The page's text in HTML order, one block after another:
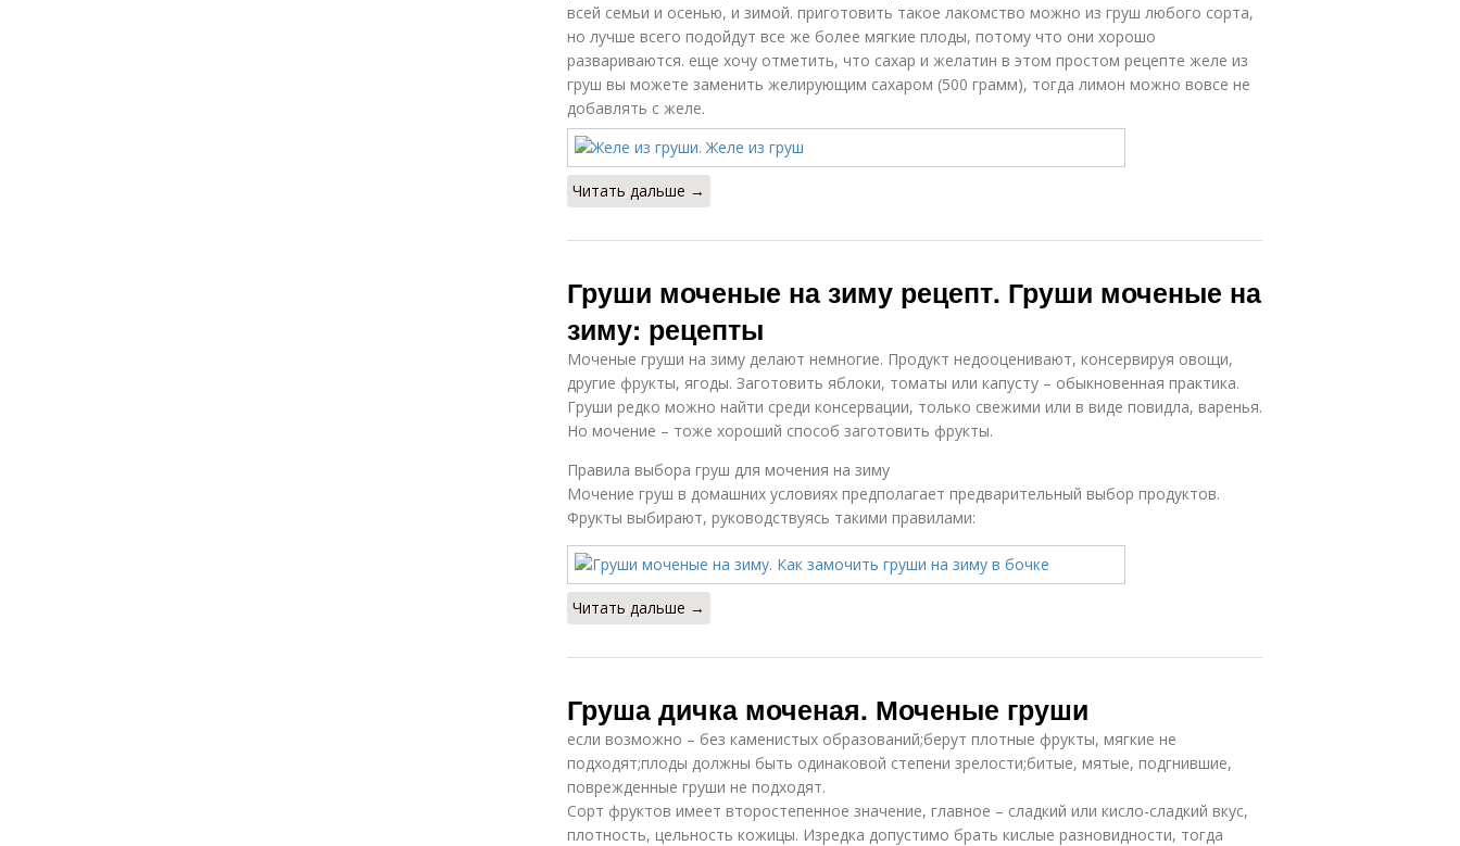
всей семьи и осенью, и зимой. приготовить такое лакомство можно из груш любого сорта,
но лучше всего подойдут все же более мягкие плоды, потому что они хорошо
развариваются. еще хочу отметить, что сахар и желатин в этом простом рецепте желе из
груш вы можете заменить желирующим сахаром (500 грамм), тогда лимон можно вовсе не
добавлять с желе.
Читать дальше →
Груши моченые на зиму рецепт. Груши моченые на
зиму: рецепты
Моченые груши на зиму делают немногие. Продукт недооценивают, консервируя овощи,
другие фрукты, ягоды. Заготовить яблоки, томаты или капусту – обыкновенная практика.
Груши редко можно найти среди консервации, только свежими или в виде повидла, варенья.
Но мочение – тоже хороший способ заготовить фрукты.
Правила выбора груш для мочения на зиму
Мочение груш в домашних условиях предполагает предварительный выбор продуктов.
Фрукты выбирают, руководствуясь такими правилами:
Читать дальше →
Груша дичка моченая. Моченые груши
если возможно – без каменистых образований;берут плотные фрукты, мягкие не
подходят;плоды должны быть одинаковой степени зрелости;битые, мятые, подгнившие,
поврежденные груши не подходят.
Сорт фруктов имеет второстепенное значение, главное – сладкий или кисло-сладкий вкус,
плотность, цельность кожицы. Изредка допустимо брать кислые разновидности, тогда